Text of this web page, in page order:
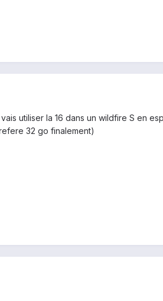
utiliser la 16 dans un wildfire S en
32 go finalement)